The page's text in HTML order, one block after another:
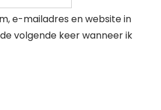
e-mailadres en website in
volgende keer wanneer ik